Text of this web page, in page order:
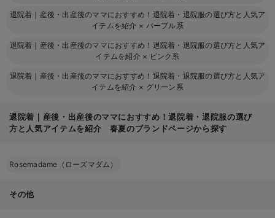
退院着｜産後・出産後のママにおすすめ！退院着・退院服の選び方と人気ア
イテムを紹介 × パープル系
退院着｜産後・出産後のママにおすすめ！退院着・退院服の選び方と人気ア
イテムを紹介 × ピンク系
退院着｜産後・出産後のママにおすすめ！退院着・退院服の選び方と人気ア
イテムを紹介 × グリーン系
退院着｜産後・出産後のママにおすすめ！退院着・退院服の選び
方と人気アイテムを紹介 春夏のブランドページから探す
Rosemadame（ローズマダム）
その他